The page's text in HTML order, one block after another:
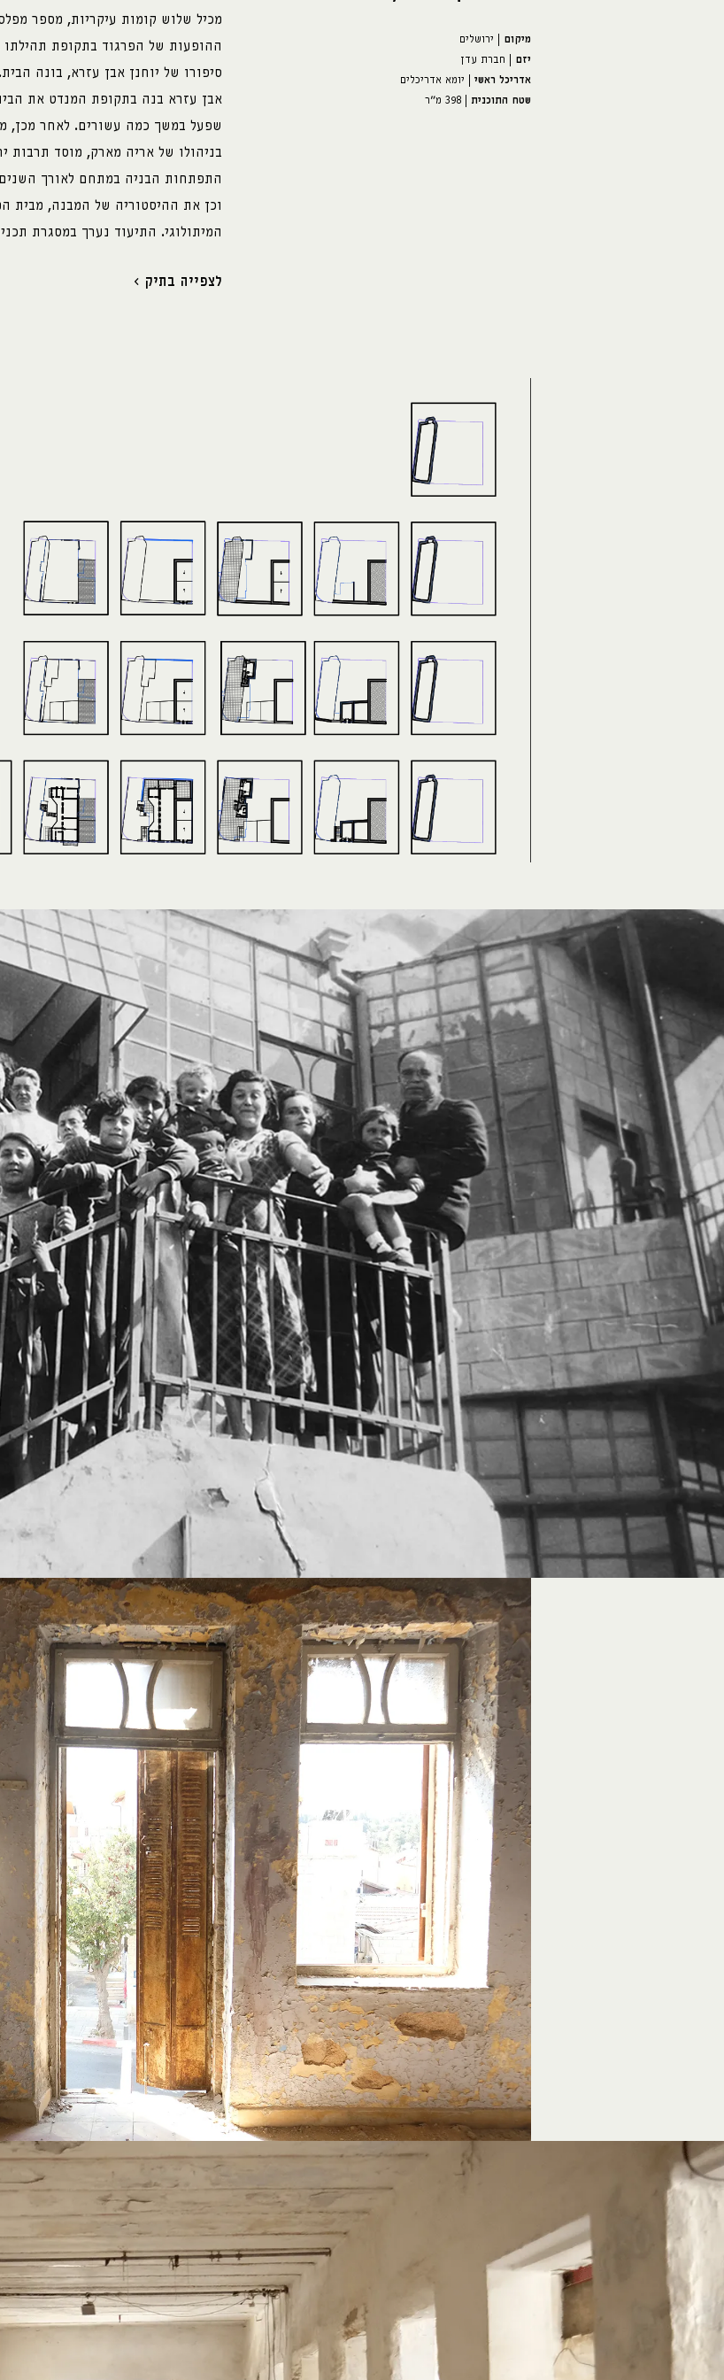
מיקום | ירושלים
יזם | חברת עדן
אדריכל ראשי | יומא אדריכלים
שטח התוכנית | 398 מ"ר
מכיל שלוש קומות עיקריות, מספר
סיפורו של יוחנן אבן עזרא, בונה
אבן עזרא בנה בתקופת המנדט את
בניהולו של אריה מארק, מוסד
התפתחות הבניה במתחם לאורך
וכן את ההיסטוריה של המבנה, מבית
המיתולוגי. התיעוד נערך במסגרת
לצפייה בתיק ›